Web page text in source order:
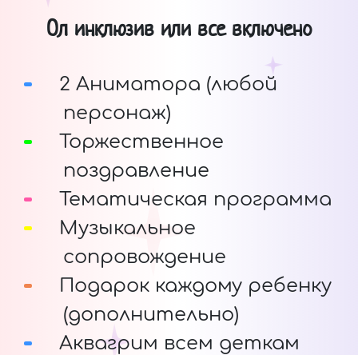
Ол инклюзив или все включено
2 Аниматора (любой
персонаж)
Торжественное
поздравление
Тематическая программа
Музыкальное
сопровождение
Подарок каждому ребенку
(дополнительно)
Аквагрим всем деткам